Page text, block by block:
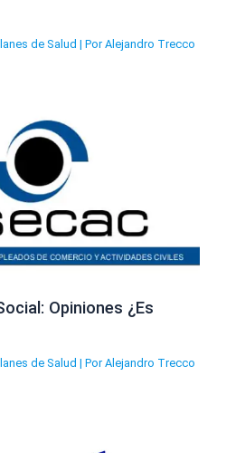
de Salud | Por Alejandro Trecco
Opiniones ¿Es
de Salud | Por Alejandro Trecco